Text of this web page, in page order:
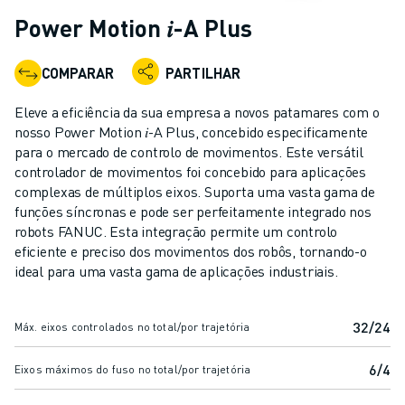
ROBÔS COLABORATIVOS
GAMA DE ROBÔS
CONTROLADORES DE ROBÔ
ACESSÓRIOS PARA ROBÔS
SOFTWARE PARA ROBÔS
SOFTWARE DE SIMULAÇÃO
PRODUTOS DE ROBÓTICA EDUCACIONAL
AUTOMAÇÃO DE ROBÔS
ROBÔS DE SOLDADURA POR ARCO
ROBÔS ARTICULADOS
SÉRIE ARC MATE
ROBÔS PARA SECTOR ALIMENTAR E SALAS LIMPAS
ROBÔS DE PINTURA
Power Motion 𝑖-A Plus
COMPARAR PARTILHAR
Eleve a eficiência da sua empresa a novos patamares com o
nosso Power Motion 𝑖-A Plus, concebido especificamente
para o mercado de controlo de movimentos. Este versátil
controlador de movimentos foi concebido para aplicações
complexas de múltiplos eixos. Suporta uma vasta gama de
funções síncronas e pode ser perfeitamente integrado nos
robots FANUC. Esta integração permite um controlo
eficiente e preciso dos movimentos dos robôs, tornando-o
ideal para uma vasta gama de aplicações industriais.
Máx. eixos controlados no total/por trajetória 32/24
Eixos máximos do fuso no total/por trajetória 6/4